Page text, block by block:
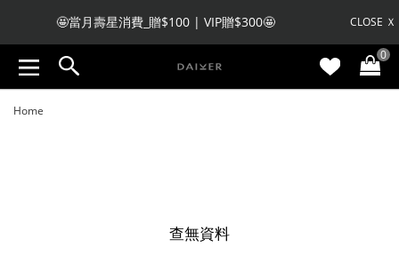
CLOSE Ｘ
🤩當月壽星消費_贈$100 | VIP贈$300🤩
🧧 註冊會員收不到驗證碼，私訊LINE客服註冊🧧
0
Home
查無資料